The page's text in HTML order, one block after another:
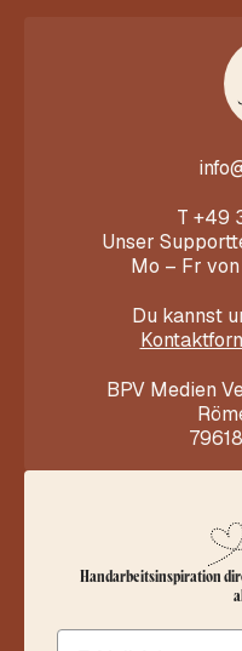
T +49
Unser
Mo – Fr
Du kannst
BPV Medien
Handarbeitsinspiration
Email